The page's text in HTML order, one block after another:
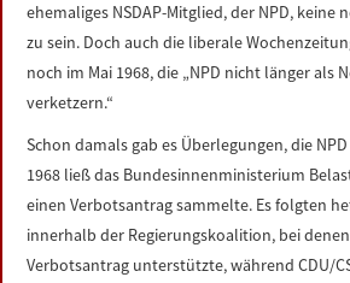
ehemaliges NSDAP-Mitglied, der NPD, keine
zu sein. Doch auch die liberale
noch im Mai 1968, die „NPD nicht länger als
verketzern.“
Schon damals gab es Überlegungen, die
1968 ließ das Bundesinnenministerium
einen Verbotsantrag sammelte. Es folgten
innerhalb der Regierungskoalition, bei denen
Verbotsantrag unterstützte, während CDU/